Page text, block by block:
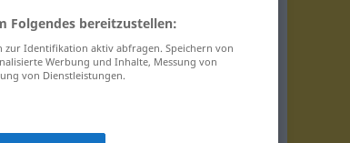
Folgendes bereitzustellen:
zur Identifikation aktiv abfragen. Speichern von
Werbung und Inhalte, Messung von
von Dienstleistungen.